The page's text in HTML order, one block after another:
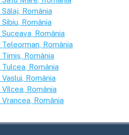
Sălaj , România
Sibiu , România
Suceava , România
Teleorman , România
Timiș , România
Tulcea , România
Vaslui , România
Vîlcea , România
Vrancea , România